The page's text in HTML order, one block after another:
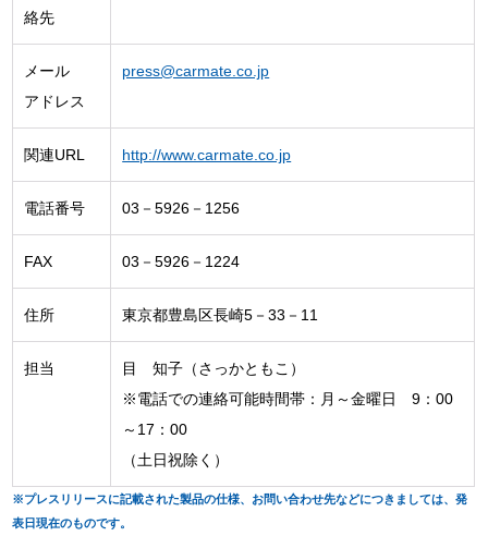
絡先
メール
アドレス
press@carmate.co.jp
関連URL http://www.carmate.co.jp
電話番号 03－5926－1256
FAX 03－5926－1224
住所 東京都豊島区長崎5－33－11
担当
目 知子（さっかともこ）
※電話での連絡可能時間帯：月～金曜日 9：00
～17：00
（土日祝除く）
※プレスリリースに記載された製品の仕様、お問い合わせ先などにつきましては、発
表日現在のものです。